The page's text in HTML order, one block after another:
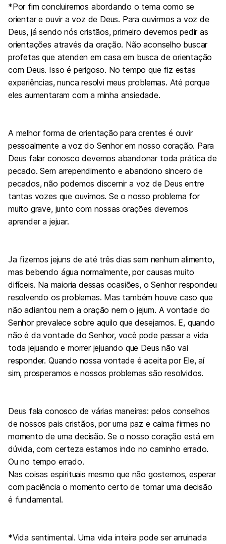
*Por fim concluiremos abordando o tema como se
orientar e ouvir a voz de Deus. Para ouvirmos a voz de
Deus, já sendo nós cristãos, primeiro devemos pedir as
orientações através da oração. Não aconselho buscar
profetas que atenden em casa em busca de orientação
com Deus. Isso é perigoso. No tempo que fiz estas
experiências, nunca resolvi meus problemas. Até porque
eles aumentaram com a minha ansiedade.
A melhor forma de orientação para crentes é ouvir
pessoalmente a voz do Senhor em nosso coração. Para
Deus falar conosco devemos abandonar toda prática de
pecado. Sem arrependimento e abandono sincero de
pecados, não podemos discernir a voz de Deus entre
tantas vozes que ouvimos. Se o nosso problema for
muito grave, junto com nossas orações devemos
aprender a jejuar.
Ja fizemos jejuns de até três dias sem nenhum alimento,
mas bebendo água normalmente, por causas muito
difíceis. Na maioria dessas ocasiões, o Senhor respondeu
resolvendo os problemas. Mas também houve caso que
não adiantou nem a oração nem o jejum. A vontade do
Senhor prevalece sobre aquilo que desejamos. E, quando
não é da vontade do Senhor, você pode passar a vida
toda jejuando e morrer jejuando que Deus não vai
responder. Quando nossa vontade é aceita por Ele, aí
sim, prosperamos e nossos problemas são resolvidos.
Deus fala conosco de várias maneiras: pelos conselhos
de nossos pais cristãos, por uma paz e calma firmes no
momento de uma decisão. Se o nosso coração está em
dúvida, com certeza estamos indo no caminho errado.
Ou no tempo errado.
Nas coisas espirituais mesmo que não gostemos, esperar
com paciência o momento certo de tomar uma decisão
é fundamental.
*Vida sentimental. Uma vida inteira pode ser arruinada